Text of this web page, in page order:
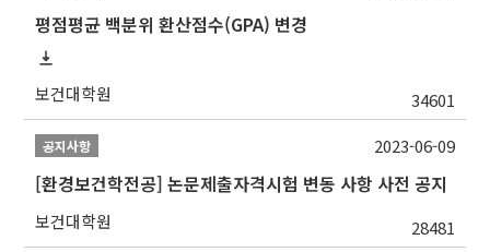
평점평균 백분위 환산점수(GPA) 변경
보건대학원 34601
공지사항
[환경보건학전공] 논문제출자격시험 변동 사항 사전 공지
보건대학원 28481
2023-06-09